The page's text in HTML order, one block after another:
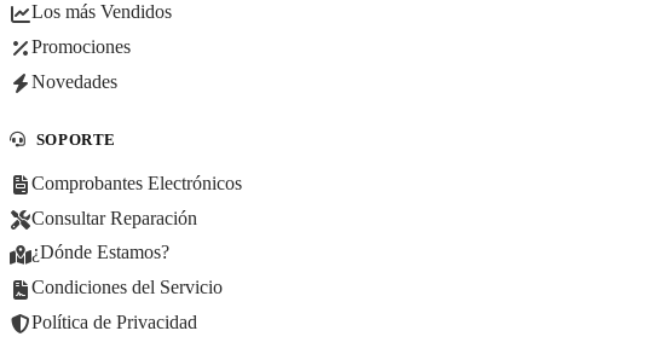
Los más Vendidos
Promociones
Novedades
SOPORTE
Comprobantes Electrónicos
Consultar Reparación
¿Dónde Estamos?
Condiciones del Servicio
Política de Privacidad